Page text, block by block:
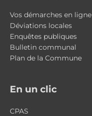
Vos démarches en ligne
Déviations locales
Enquêtes publiques
Bulletin communal
Plan de la Commune
En un clic
CPAS